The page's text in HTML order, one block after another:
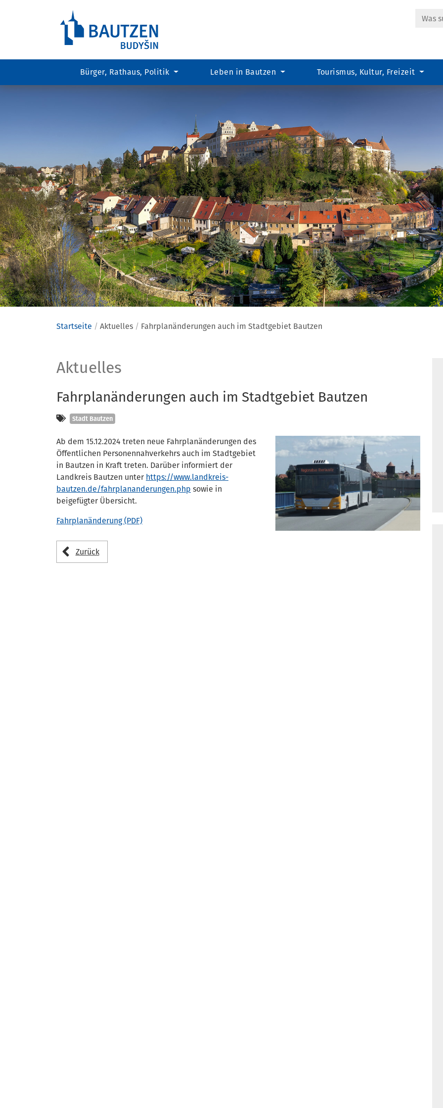
Hauptregion
Bürger, Rathaus, Politik Leben in Bautzen Tourismus, Kultur, Freizeit
Startseite Aktuelles Fahrplanänderungen auch im Stadtgebiet Bautzen
Aktuelles
Aktuelles
Fahrplanänderungen auch im Stadtgebiet Bautzen
Kategorien
Stadt Bautzen
Ab dem 15.12.2024 treten neue Fahrplanänderungen des
Öffentlichen Personennahverkehrs auch im Stadtgebiet
in Bautzen in Kraft treten. Darüber informiert der
Landkreis Bautzen unter https://www.landkreis-
bautzen.de/fahrplananderungen.php sowie in
beigefügter Übersicht.
Fahrplanänderung (PDF)
Zurück